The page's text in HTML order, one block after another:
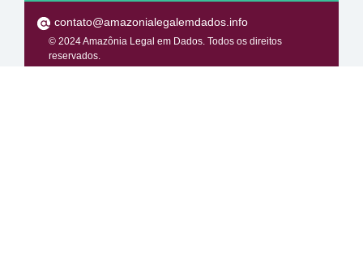
contato@amazonialegalemdados.info
© 2024 Amazônia Legal em Dados. Todos os direitos
reservados.